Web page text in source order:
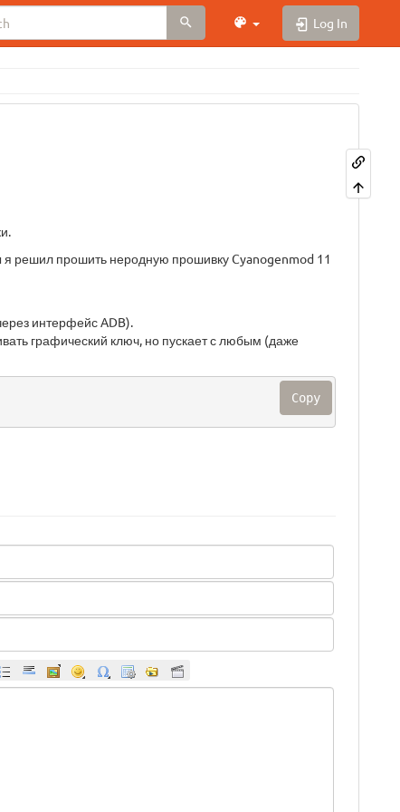
Log In
я решил прошить неродную прошивку Cyanogenmod 11
интерфейс ADB).
графический ключ, но пускает с любым (даже
Copy